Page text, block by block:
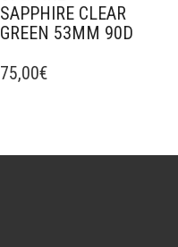
SAPPHIRE CLEAR
GREEN 53MM 90D
75,00€